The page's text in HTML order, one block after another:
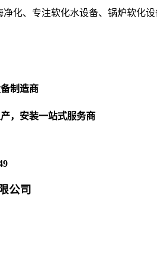
净化、专注软化水设备、锅炉软化
制造商
，安装一站式服务商
公司